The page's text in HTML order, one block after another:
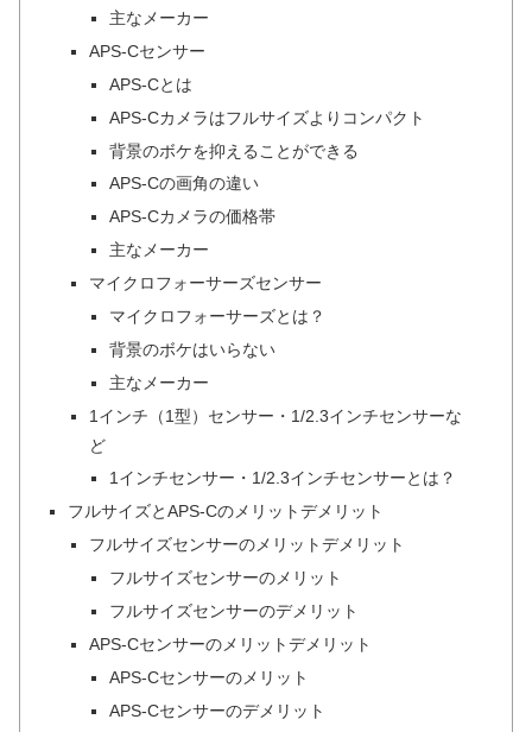
主なメーカー
APS-Cセンサー
APS-Cとは
APS-Cカメラはフルサイズよりコンパクト
背景のボケを抑えることができる
APS-Cの画角の違い
APS-Cカメラの価格帯
主なメーカー
マイクロフォーサーズセンサー
マイクロフォーサーズとは？
背景のボケはいらない
主なメーカー
1インチ（1型）センサー・1/2.3インチセンサーな
ど
1インチセンサー・1/2.3インチセンサーとは？
フルサイズとAPS-Cのメリットデメリット
フルサイズセンサーのメリットデメリット
フルサイズセンサーのメリット
フルサイズセンサーのデメリット
APS-Cセンサーのメリットデメリット
APS-Cセンサーのメリット
APS-Cセンサーのデメリット